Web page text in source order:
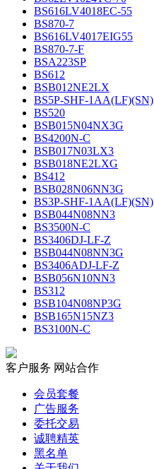
BS616LV4018EC-55
BS870-7
BS616LV4017EIG55
BS870-7-F
BSA223SP
BS612
BSB012NE2LX
BS5P-SHF-1AA(LF)(SN)
BS520
BSB015N04NX3G
BS4200N-C
BSB017N03LX3
BSB018NE2LXG
BS412
BSB028N06NN3G
BS3P-SHF-1AA(LF)(SN)
BSB044N08NN3
BS3500N-C
BS3406DJ-LF-Z
BSB044N08NN3G
BS3406ADJ-LF-Z
BSB056N10NN3
BS312
BSB104N08NP3G
BSB165N15NZ3
BS3100N-C
客户服务 网站合作
会员套餐
广告服务
委托交易
诚聘精英
黑名单